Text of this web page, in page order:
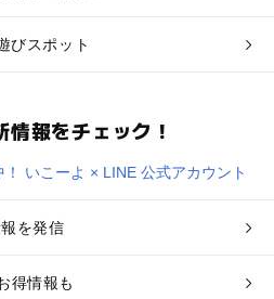
びスポット
報をチェック！
を発信
得情報も